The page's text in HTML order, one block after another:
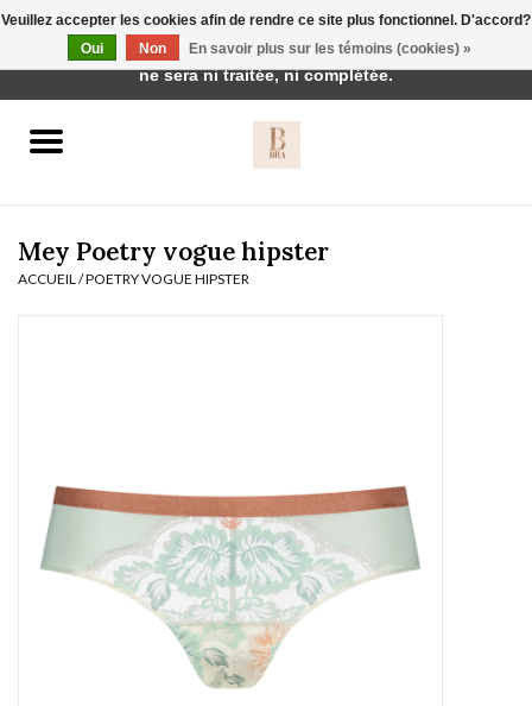
Badmode
Lingerie-accessoires
Mey Poetry vogue hipster
ACCUEIL /POETRY VOGUE HIPSTER
Veuillez accepter les cookies afin de rendre ce site plus fonctionnel. D'accord?
Oui
Non En savoir plus sur les témoins (cookies) »
Cette boutique est en construction. Toute commande passée
ne sera ni traitée, ni complétée.